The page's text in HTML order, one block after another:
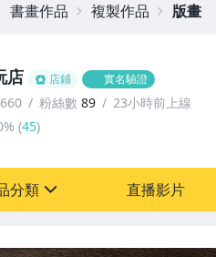
店 店鋪 實名驗證
粉絲數 89
23小時前上線
(45)
分類 直播影片
書畫作品 複製作品 版畫